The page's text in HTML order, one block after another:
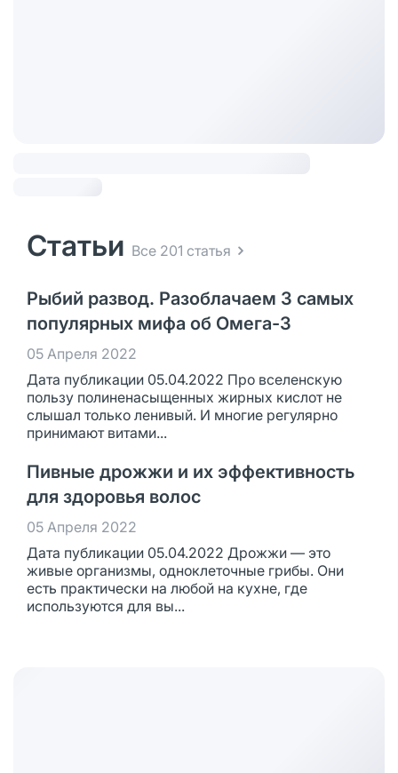
Статьи Все 201 статья
Рыбий развод. Разоблачаем 3 самых
популярных мифа об Омега-3
05 Апреля 2022
Дата публикации 05.04.2022 Про вселенскую
пользу полиненасыщенных жирных кислот не
слышал только ленивый. И многие регулярно
принимают витами...
Пивные дрожжи и их эффективность
для здоровья волос
05 Апреля 2022
Дата публикации 05.04.2022 Дрожжи — это
живые организмы, одноклеточные грибы. Они
есть практически на любой на кухне, где
используются для вы...